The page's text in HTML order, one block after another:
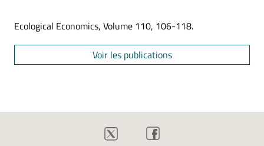
Ecological Economics, Volume 110, 106-118.
Voir les publications